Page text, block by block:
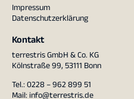
Impressum
Datenschutzerklärung
Kontakt
terrestris GmbH & Co. KG
Kölnstraße 99, 53111 Bonn
Tel.: 0228 – 962 899 51
Mail: info@terrestris.de